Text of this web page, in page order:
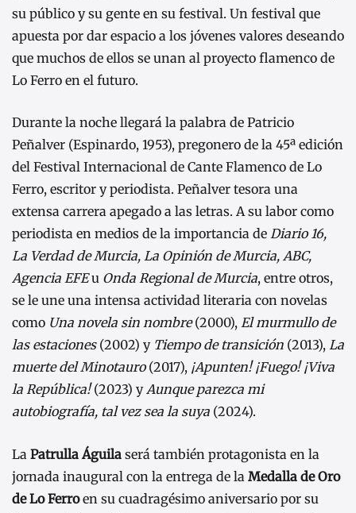
su público y su gente en su festival. Un festival que
apuesta por dar espacio a los jóvenes valores deseando
que muchos de ellos se unan al proyecto flamenco de
Lo Ferro en el futuro.
Durante la noche llegará la palabra de Patricio
Peñalver (Espinardo, 1953), pregonero de la 45ª edición
del Festival Internacional de Cante Flamenco de Lo
Ferro, escritor y periodista. Peñalver tesora una
extensa carrera apegado a las letras. A su labor como
periodista en medios de la importancia de Diario 16,
La Verdad de Murcia, La Opinión de Murcia, ABC,
Agencia EFEu Onda Regional de Murcia, entre otros,
se le une una intensa actividad literaria con novelas
como Una novela sin nombre(2000), El murmullo de
las estaciones(2002) y Tiempo de transición (2013), La
muerte del Minotauro(2017), ¡Apunten! ¡Fuego! ¡Viva
la República!(2023) yAunque parezca mi
autobiografía, tal vez sea la suya (2024).
La Patrulla Águila será también protagonista en la
jornada inaugural con la entrega de la Medalla de Oro
de Lo Ferroen su cuadragésimo aniversario por su